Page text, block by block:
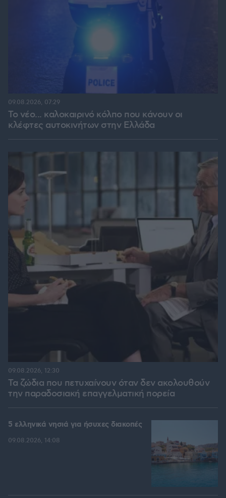
Το νέο... καλοκαιρινό κόλπο που κάνουν οι
κλέφτες αυτοκινήτων στην Ελλάδα
09.08.2026, 07:29
Τα ζώδια που πετυχαίνουν όταν δεν ακολουθούν
την παραδοσιακή επαγγελματική πορεία
09.08.2026, 12:30
5 ελληνικά νησιά για ήσυχες διακοπές
09.08.2026, 14:08